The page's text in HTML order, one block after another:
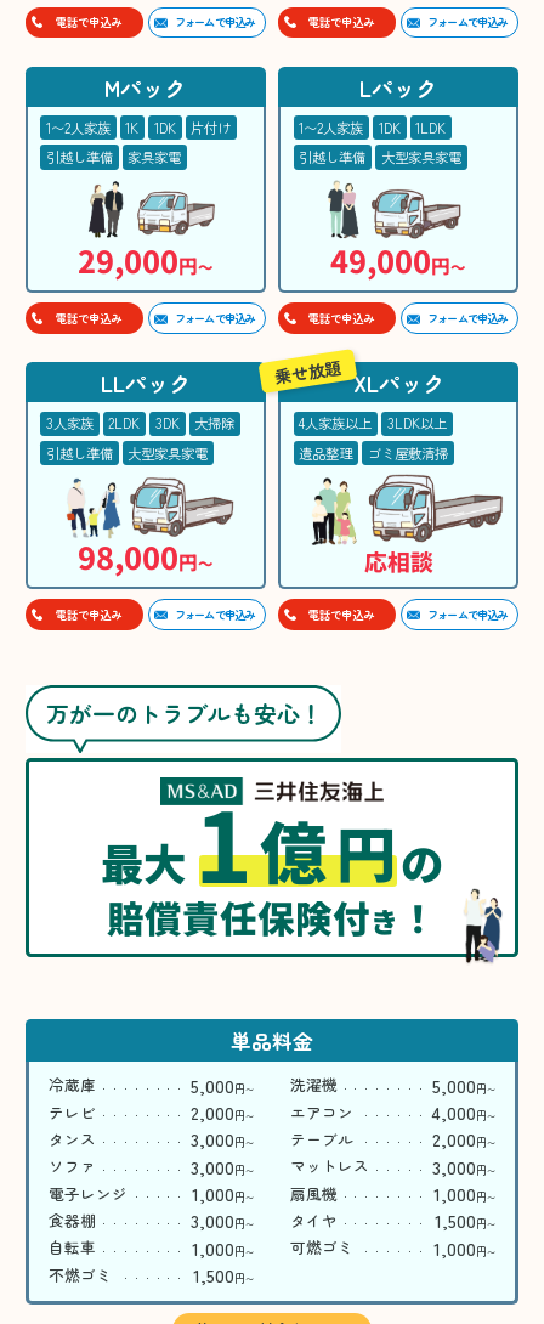
電話で申込み フォームで申込み 電話で申込み フォームで申込み
Mパック
1〜2人家族 1K 1DK
片付け
引越し準備
家具家電
29,000円〜
電話で申込み フォームで申込み
Lパック
1〜2人家族 1DK
1LDK
引越し準備
大型家具家電
49,000円〜
電話で申込み フォームで申込み
LLパック
3人家族 2LDK 3DK
大掃除
引越し準備
大型家具家電
98,000円〜
電話で申込み フォームで申込み
XLパック
4人家族以上
3LDK以上
遺品整理
ゴミ屋敷清掃
応相談
乗せ放題
電話で申込み フォームで申込み
万が一のトラブルも安心！
最大1億円の
賠償責任保険付き ！
単品料金
冷蔵庫 5,000円〜 洗濯機 5,000円〜
テレビ 2,000円〜 エアコン 4,000円〜
タンス 3,000円〜 テーブル 2,000円〜
ソファ 3,000円〜 マットレス 3,000円〜
電子レンジ 1,000円〜 扇風機 1,000円〜
食器棚 3,000円〜 タイヤ 1,500円〜
自転車 1,000円〜 可燃ゴミ 1,000円〜
不燃ゴミ 1,500円〜